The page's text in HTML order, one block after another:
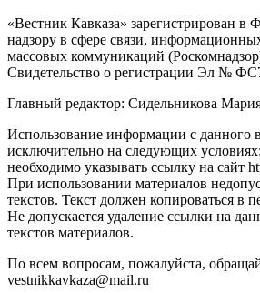
«Вестник Кавказа» зарегистрирован в
надзору в сфере связи,
массовых коммуникаций
Свидетельство о регистрации Эл №
Главный редактор: Сидельникова
Использование информации с данного
исключительно на следующих
необходимо указывать ссылку на сайт
При использовании материалов
текстов. Текст должен копироваться в
Не допускается удаление ссылки на
текстов материалов.
По всем вопросам, пожалуйста,
vestnikkavkaza@mail.ru